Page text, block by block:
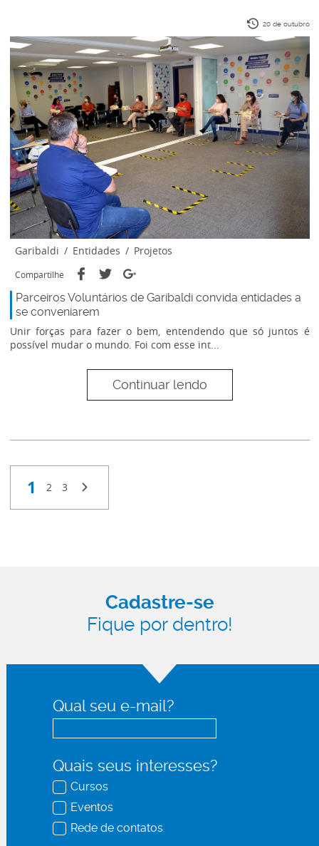
20 de outubro
Garibaldi / Entidades / Projetos
Compartilhe
Parceiros Voluntários de Garibaldi convida entidades a
se conveniarem
Unir forças para fazer o bem, entendendo que só juntos é
possível mudar o mundo. Foi com esse int...
Continuar lendo
1 2 3
Cadastre-se
Fique por dentro!
Qual seu e-mail?
Quais seus interesses?
Cursos
Eventos
Rede de contatos